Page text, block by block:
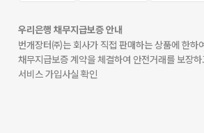
우리은행 채무지급보증 안내
번개장터㈜는 회사가 직접 판매하는 상품에 한하
채무지급보증 계약을 체결하여 안전거래를 보장하
서비스 가입사실 확인